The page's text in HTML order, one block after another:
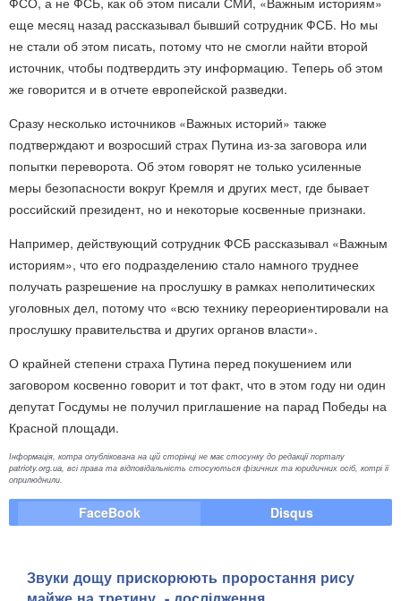
еще месяц назад рассказывал бывший сотрудник ФСБ. Но мы
не стали об этом писать, потому что не смогли найти второй
источник, чтобы подтвердить эту информацию. Теперь об этом
же говорится и в отчете европейской разведки.
Сразу несколько источников «Важных историй» также
подтверждают и возросший страх Путина из-за заговора или
попытки переворота. Об этом говорят не только усиленные
меры безопасности вокруг Кремля и других мест, где бывает
российский президент, но и некоторые косвенные признаки.
Например, действующий сотрудник ФСБ рассказывал «Важным
историям», что его подразделению стало намного труднее
получать разрешение на прослушку в рамках неполитических
уголовных дел, потому что «всю технику переориентировали на
прослушку правительства и других органов власти».
О крайней степени страха Путина перед покушением или
заговором косвенно говорит и тот факт, что в этом году ни один
депутат Госдумы не получил приглашение на парад Победы на
Красной площади.
Інформація, котра опублікована на цій сторінці не має стосунку до редакції порталу
patrioty.org.ua, всі права та відповідальність стосуються фізичних та юридичних осіб, котрі її
оприлюднили.
FaceBook Disqus
Звуки дощу прискорюють проростання рису